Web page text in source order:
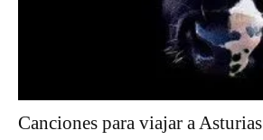
Canciones para viajar a Asturias